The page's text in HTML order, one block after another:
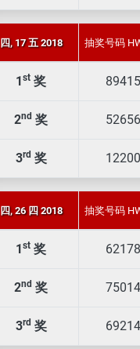
四, 17 五 2018 抽奖号码
1 st 奖
2nd 奖
3rd 奖
四, 26 四 2018 抽奖号码
1 st 奖
2nd 奖
3rd 奖